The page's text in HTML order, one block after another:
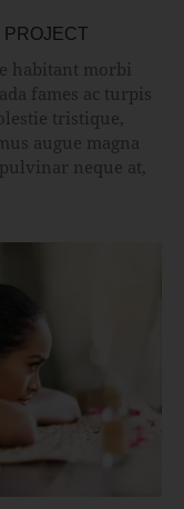
habitant morbi
fames ac turpis
tristique,
augue magna
neque at,